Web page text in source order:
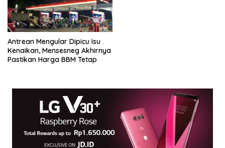
Antrean Mengular Dipicu Isu
Kenaikan, Mensesneg Akhirnya
Pastikan Harga BBM Tetap